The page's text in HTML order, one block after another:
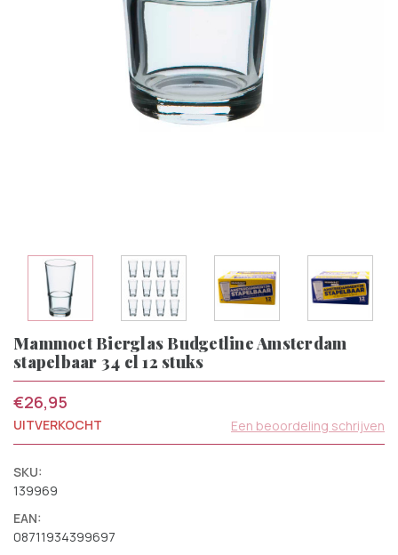
Mammoet Bierglas Budgetline Amsterdam
stapelbaar 34 cl 12 stuks
€26,95
UITVERKOCHT Een beoordeling schrijven
SKU:
139969
EAN:
08711934399697